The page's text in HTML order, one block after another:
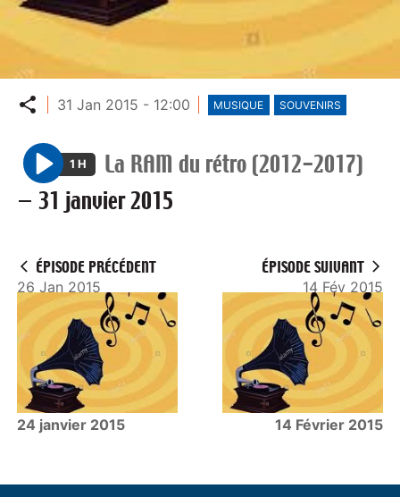
Partager
31 Jan 2015 - 12:00 MUSIQUE SOUVENIRS
P
l
1 H
La RAM du rétro (2012-2017)
—31 janvier 2015
ÉPISODE PRÉCÉDENT
26 Jan 2015
24 janvier 2015
ÉPISODE SUIVANT
14 Fév 2015
14 Février 2015